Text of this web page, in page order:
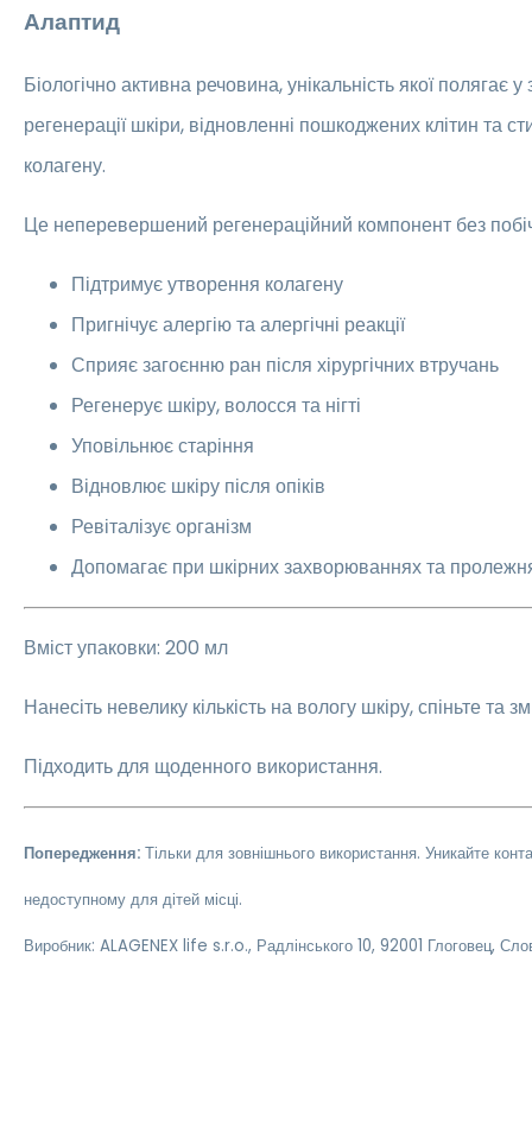
Алаптид
Біологічно активна речовина, унікальність якої полягає у
регенерації шкіри, відновленні пошкоджених клітин та
колагену.
Це неперевершений регенераційний компонент без
Підтримує утворення колагену
Пригнічує алергію та алергічні реакції
Сприяє загоєнню ран після хірургічних втручань
Регенерує шкіру, волосся та нігті
Уповільнює старіння
Відновлює шкіру після опіків
Ревіталізує організм
Допомагає при шкірних захворюваннях та
Вміст упаковки: 200 мл
Нанесіть невелику кількість на вологу шкіру, спіньте та
Підходить для щоденного використання.
Попередження: Тільки для зовнішнього використання. Уникайте
недоступному для дітей місці.
Виробник: ALAGENEX life s.r.o., Радлінського 10, 92001 Глоговец,